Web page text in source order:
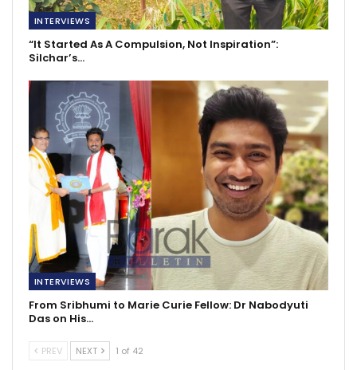
INTERVIEWS
“It Started As A Compulsion, Not Inspiration”:
Silchar’s…
INTERVIEWS
From Sribhumi to Marie Curie Fellow: Dr Nabodyuti
Das on His…
PREV NEXT 1 of 42